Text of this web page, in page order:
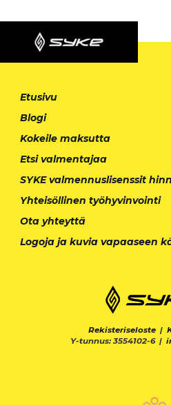
Etusivu
Blogi
Kokeile maksutta
Etsi valmentajaa
SYKE valmennuslisenssit
Yhteisöllinen työhyvinvointi
Ota yhteyttä
Logoja ja kuvia vapaaseen
Rekisteriseloste |
Y-tunnus: 3554102-6 |